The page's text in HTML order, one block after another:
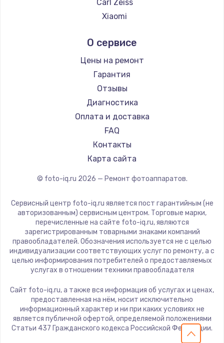
Carl Zeiss
Xiaomi
Kodak
Blackmagic
О сервисе
Цены на ремонт
Гарантия
Отзывы
Диагностика
Оплата и доставка
FAQ
Контакты
Карта сайта
© foto-iq.ru 2026 — Ремонт фотоаппаратов.
Сервисный центр foto-iq.ru является пост гарантийным (не
авторизованным) сервисным центром. Торговые марки,
перечисленные на сайте foto-iq.ru, являются
зарегистрированным товарными знаками компаний
правообладателей. Обозначения используется не с целью
индивидуализации соответствующих услуг по ремонту, а с
целью информирования потребителей о предоставляемых
услугах в отношении техники правообладателя
Сайт foto-iq.ru, а также вся информация об услугах и ценах,
предоставленная на нём, носит исключительно
информационный характер и ни при каких условиях не
является публичной офертой, определяемой положениями
Статьи 437 Гражданского кодекса Российской Федерации.